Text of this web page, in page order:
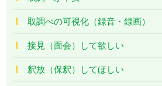
取調べの可視化（録音・録画）
接見（面会）して欲しい
釈放（保釈）してほしい